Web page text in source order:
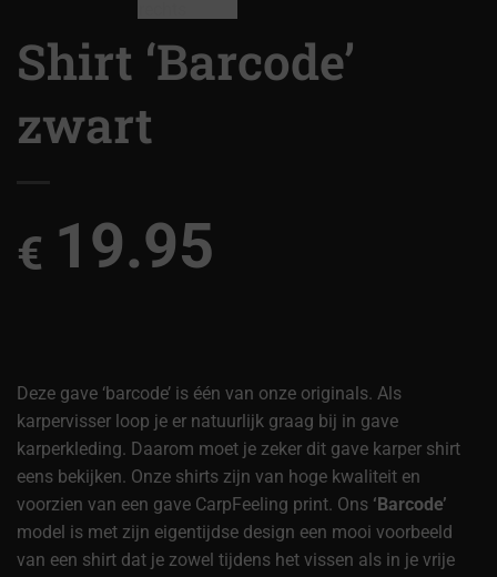
Shirt ‘Barcode’
zwart
€ 19.95
Deze gave ‘barcode’ is één van onze originals. Als
karpervisser loop je er natuurlijk graag bij in gave
karperkleding. Daarom moet je zeker dit gave karper shirt
eens bekijken. Onze shirts zijn van hoge kwaliteit en
voorzien van een gave CarpFeeling print. Ons ‘Barcode’
model is met zijn eigentijdse design een mooi voorbeeld
van een shirt dat je zowel tijdens het vissen als in je vrije